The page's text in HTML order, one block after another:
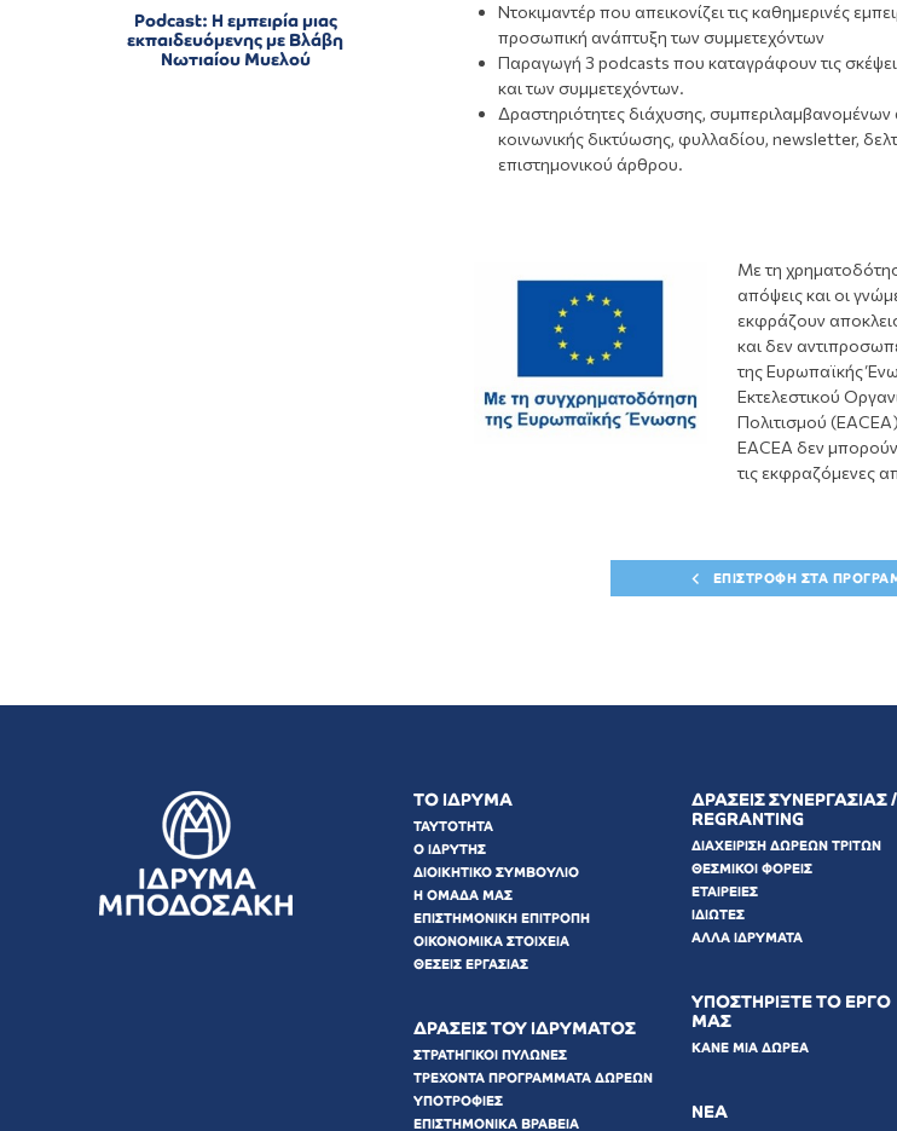
Podcast: Η εμπειρία μιας
εκπαιδευόμενης με Βλάβη
Νωτιαίου Μυελού
Ντοκιμαντέρ που απεικονίζει τις καθημερινές
προσωπική ανάπτυξη των συμμετεχόντων
Παραγωγή 3 podcasts που καταγράφουν τις
και των συμμετεχόντων.
Δραστηριότητες διάχυσης,
κοινωνικής δικτύωσης, φυλλαδίου, newsletter,
επιστημονικού άρθρου.
Με τη
απόψεις και οι
εκφράζουν
και δεν
της Ευρωπαϊκής
Εκτελεστικού
Πολιτισμού
EACEA δεν
τις εκφραζόμενες
ΕΠΙΣΤΡΟΦΗ ΣΤΑ
ΤΟ ΙΔΡΥΜΑ
ΤΑΥΤΟΤΗΤΑ
Ο ΙΔΡΥΤΗΣ
ΔΙΟΙΚΗΤΙΚΟ ΣΥΜΒΟΥΛΙΟ
Η ΟΜΑΔΑ ΜΑΣ
ΕΠΙΣΤΗΜΟΝΙΚΗ ΕΠΙΤΡΟΠΗ
ΟΙΚΟΝΟΜΙΚΑ ΣΤΟΙΧΕΙΑ
ΘΕΣΕΙΣ ΕΡΓΑΣΙΑΣ
ΔΡΑΣΕΙΣ ΤΟΥ ΙΔΡΥΜΑΤΟΣ
ΣΤΡΑΤΗΓΙΚΟΙ ΠΥΛΩΝΕΣ
ΤΡΕΧΟΝΤΑ ΠΡΟΓΡΑΜΜΑΤΑ ΔΩΡΕΩΝ
ΥΠΟΤΡΟΦΙΕΣ
ΕΠΙΣΤΗΜΟΝΙΚΑ ΒΡΑΒΕΙΑ
ΔΡΑΣΕΙΣ ΣΥΝΕΡΓΑΣΙΑΣ /
REGRANTING
ΔΙΑΧΕΙΡΙΣΗ ΔΩΡΕΩΝ ΤΡΙΤΩΝ
ΘΕΣΜΙΚΟΙ ΦΟΡΕΙΣ
ΕΤΑΙΡΕΙΕΣ
ΙΔΙΩΤΕΣ
ΑΛΛΑ ΙΔΡΥΜΑΤΑ
ΥΠΟΣΤΗΡΙΞΤΕ ΤΟ ΕΡΓΟ
ΜΑΣ
ΚΑΝΕ ΜΙΑ ΔΩΡΕΑ
ΝΕΑ